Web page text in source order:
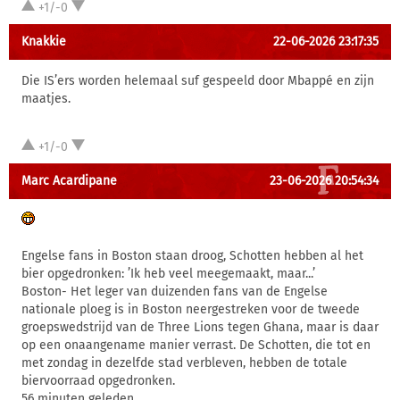
+1/-0
Knakkie 22-06-2026 23:17:35
Die IS’ers worden helemaal suf gespeeld door Mbappé en zijn
maatjes.
+1/-0
Marc Acardipane 23-06-2026 20:54:34
Engelse fans in Boston staan droog, Schotten hebben al het
bier opgedronken: ’Ik heb veel meegemaakt, maar...’
Boston- Het leger van duizenden fans van de Engelse
nationale ploeg is in Boston neergestreken voor de tweede
groepswedstrijd van de Three Lions tegen Ghana, maar is daar
op een onaangename manier verrast. De Schotten, die tot en
met zondag in dezelfde stad verbleven, hebben de totale
biervoorraad opgedronken.